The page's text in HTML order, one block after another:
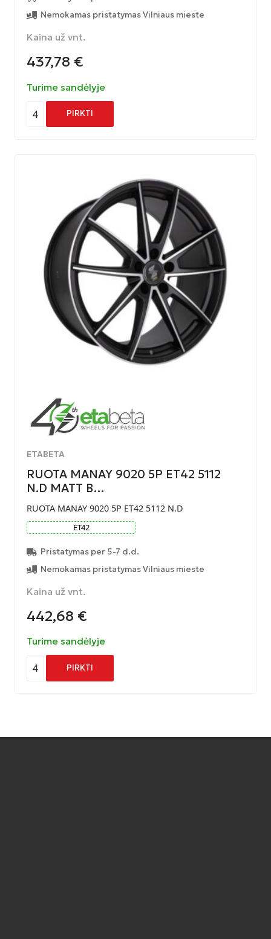
Nemokamas pristatymas Vilniaus mieste
Kaina už vnt.
437,78 €
Turime sandėlyje
4 PIRKTI
ETABETA
RUOTA MANAY 9020 5P ET42 5112
N.D MATT B…
RUOTA MANAY 9020 5P ET42 5112 N.D
ET42
Pristatymas per 5-7 d.d.
Nemokamas pristatymas Vilniaus mieste
Kaina už vnt.
442,68 €
Turime sandėlyje
4 PIRKTI